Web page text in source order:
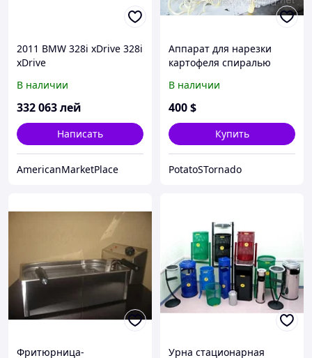
2011 BMW 328i xDrive 328i
xDrive
В наличии
332 063лей
Написать
AmericanMarketPlace
Аппарат для нарезки
картофеля спиралью
В наличии
400$
Купить
PotatoSTornado
Фритюрница- Урна стационарная